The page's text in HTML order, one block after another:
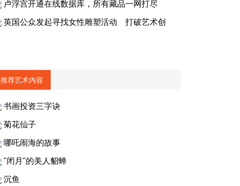
卢浮宫开通在线数据库，所有藏品一网打尽
英国公众发起寻找女性雕塑活动 打破艺术创
推荐艺术内容
书画投资三字诀
菊花仙子
哪吒闹海的故事
"闭月"的美人貂蝉
沉鱼